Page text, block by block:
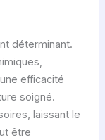
déterminant.
efficacité
soigné.
laissant le
être